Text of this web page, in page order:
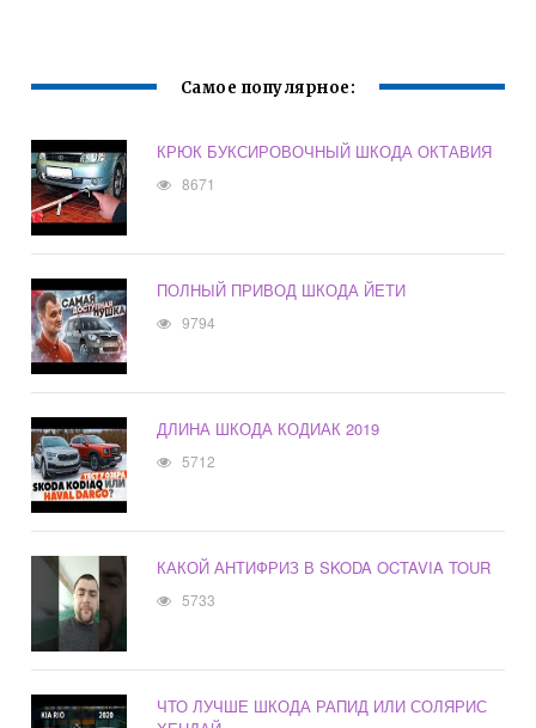
Самое популярное:
КРЮК БУКСИРОВОЧНЫЙ ШКОДА ОКТАВИЯ
8671
ПОЛНЫЙ ПРИВОД ШКОДА ЙЕТИ
9794
ДЛИНА ШКОДА КОДИАК 2019
5712
КАКОЙ АНТИФРИЗ В SKODA OCTAVIA TOUR
5733
ЧТО ЛУЧШЕ ШКОДА РАПИД ИЛИ СОЛЯРИС